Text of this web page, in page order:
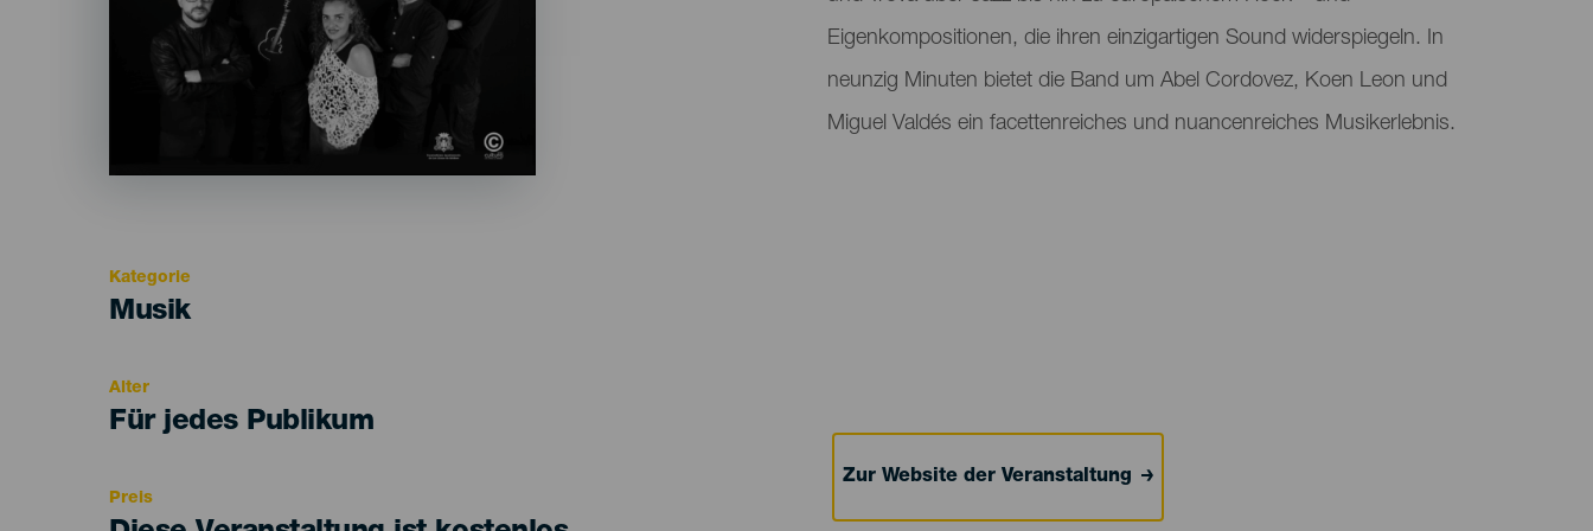
Eigenkompositionen, die ihren einzigartigen Sound widerspiegeln. In
neunzig Minuten bietet die Band um Abel Cordovez, Koen Leon und
Miguel Valdés ein facettenreiches und nuancenreiches Musikerlebnis.
Kategorie
Categoría
Musik
Alter
Edad
Für jedes Publikum
Preis
Zur Website der Veranstaltung